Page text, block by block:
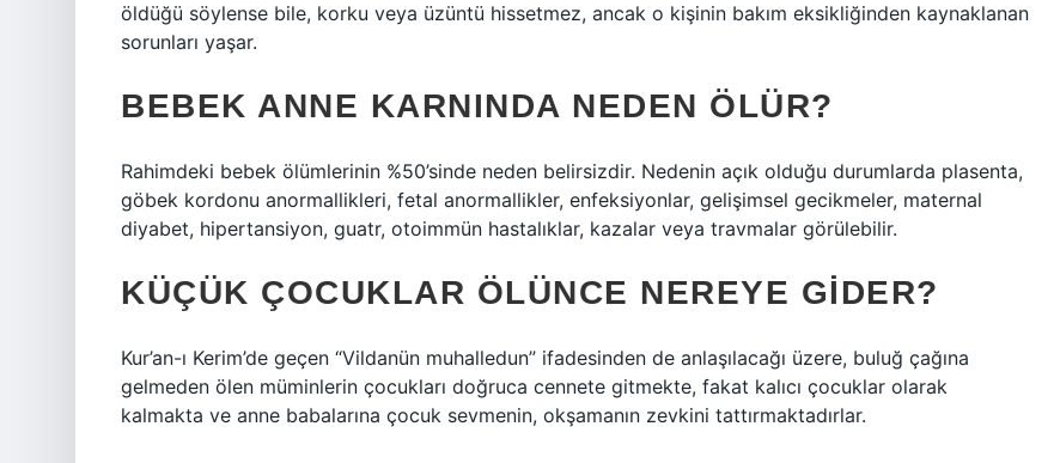
öldüğü söylense bile, korku veya üzüntü hissetmez, ancak o kişinin bakım eksikliğinden kaynaklanan
sorunları yaşar.
BEBEK ANNE KARNINDA NEDEN ÖLÜR?
Rahimdeki bebek ölümlerinin %50’sinde neden belirsizdir. Nedenin açık olduğu durumlarda plasenta,
göbek kordonu anormallikleri, fetal anormallikler, enfeksiyonlar, gelişimsel gecikmeler, maternal
diyabet, hipertansiyon, guatr, otoimmün hastalıklar, kazalar veya travmalar görülebilir.
KÜÇÜK ÇOCUKLAR ÖLÜNCE NEREYE GIDER?
Kur’an-ı Kerim’de geçen “Vildanün muhalledun” ifadesinden de anlaşılacağı üzere, buluğ çağına
gelmeden ölen müminlerin çocukları doğruca cennete gitmekte, fakat kalıcı çocuklar olarak
kalmakta ve anne babalarına çocuk sevmenin, okşamanın zevkini tattırmaktadırlar.